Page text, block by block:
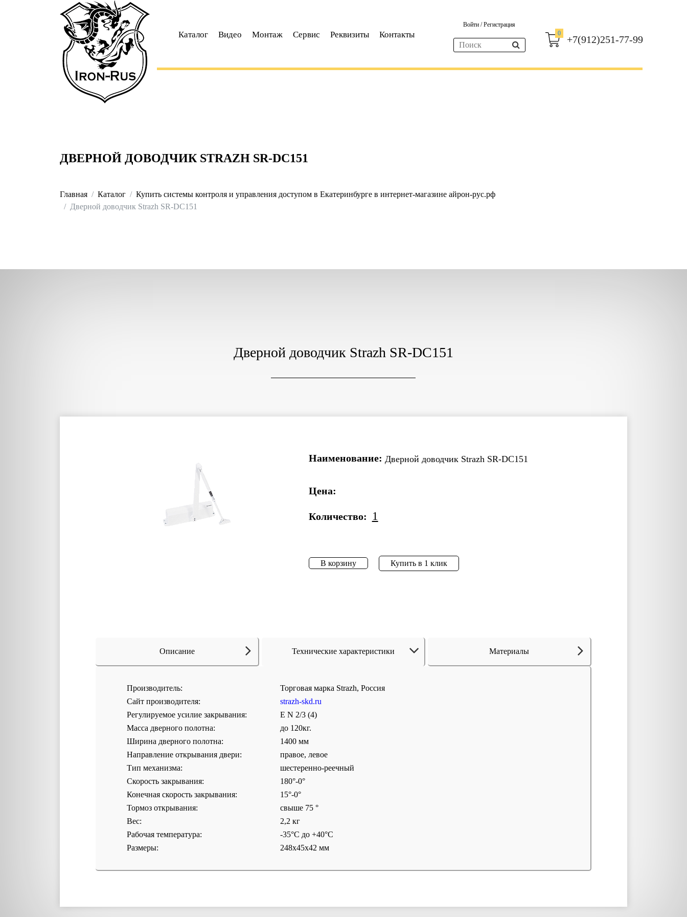
Каталог Видео Монтаж Сервис Реквизиты Контакты
Войти /Регистрация
0
+7(912)251-77-99
ДВЕРНОЙ ДОВОДЧИК STRAZH SR-DC151
Главная Каталог
Купить системы контроля и управления доступом в Екатеринбурге в интернет-магазине айрон-рус.рф
Дверной доводчик Strazh SR-DC151
Дверной доводчик Strazh SR-DC151
Наименование: Дверной доводчик Strazh SR-DC151
Цена:
Количество: 1
В корзину Купить в 1 клик
Описание Технические характеристики Материалы
Производитель:
Торговая марка Strazh, Россия
Сайт производителя:
strazh-skd.ru
Регулируемое усилие закрывания:
E N 2/3 (4)
Масса дверного полотна:
до 120кг.
Ширина дверного полотна:
1400 мм
Направление открывания двери:
правое, левое
Тип механизма:
шестеренно-реечный
Скорость закрывания:
180°-0°
Конечная скорость закрывания:
15°-0°
Тормоз открывания:
свыше 75 °
Вес:
2,2 кг
Рабочая температура:
-35°С до +40°С
Размеры:
248х45х42 мм